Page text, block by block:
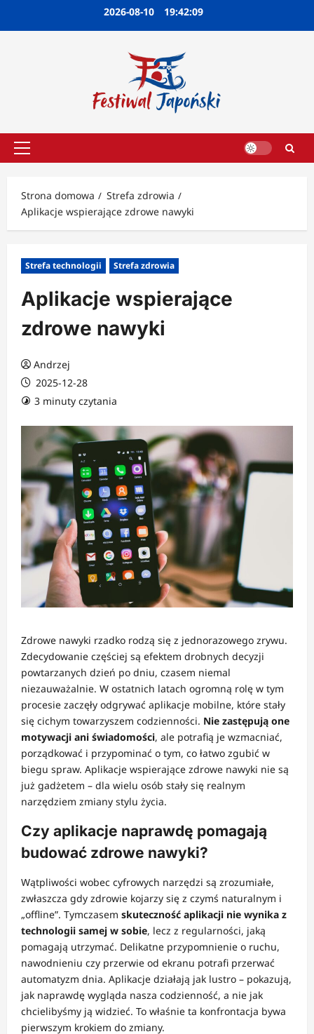
2026-08-10 19:42:09
Menu
Strona domowa
Strefa zdrowia
Aplikacje wspierające zdrowe nawyki
Strefa technologii Strefa zdrowia
Aplikacje wspierające
zdrowe nawyki
Andrzej
2025-12-28
3 minuty czytania
Zdrowe nawyki rzadko rodzą się z jednorazowego zrywu.
Zdecydowanie częściej są efektem drobnych decyzji
powtarzanych dzień po dniu, czasem niemal
niezauważalnie. W ostatnich latach ogromną rolę w tym
procesie zaczęły odgrywać aplikacje mobilne, które stały
się cichym towarzyszem codzienności. Nie zastępują one
motywacji ani świadomości, ale potrafią je wzmacniać,
porządkować i przypominać o tym, co łatwo zgubić w
biegu spraw. Aplikacje wspierające zdrowe nawyki nie są
już gadżetem – dla wielu osób stały się realnym
narzędziem zmiany stylu życia.
Czy aplikacje naprawdę pomagają
budować zdrowe nawyki?
Wątpliwości wobec cyfrowych narzędzi są zrozumiałe,
zwłaszcza gdy zdrowie kojarzy się z czymś naturalnym i
„offline”. Tymczasem skuteczność aplikacji nie wynika z
technologii samej w sobie, lecz z regularności, jaką
pomagają utrzymać. Delikatne przypomnienie o ruchu,
nawodnieniu czy przerwie od ekranu potrafi przerwać
automatyzm dnia. Aplikacje działają jak lustro – pokazują,
jak naprawdę wygląda nasza codzienność, a nie jak
chcielibyśmy ją widzieć. To właśnie ta konfrontacja bywa
pierwszym krokiem do zmiany.